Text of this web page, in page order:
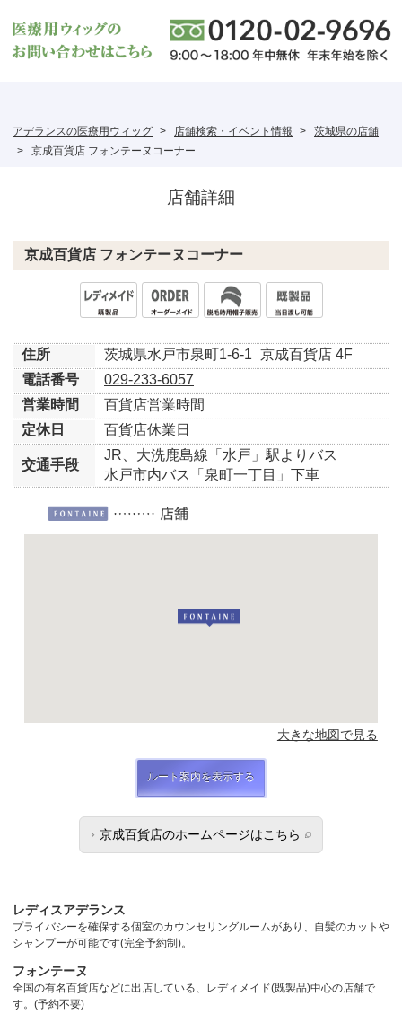
アデランスの医療用ウィッグ 店舗検索・イベント情報
茨城県の店舗
京成百貨店 フォンテーヌコーナー
店舗詳細
京成百貨店 フォンテーヌコーナー
住所 茨城県水戸市泉町1-6-1 京成百貨店 4F
電話番号
029-233-6057
営業時間
百貨店営業時間
定休日
百貨店休業日
交通手段
JR、大洗鹿島線「水戸」駅よりバス
水戸市内バス「泉町一丁目」下車
大きな地図で見る
ルート案内を表示する
京成百貨店のホームページはこちら
レディスアデランス
プライバシーを確保する個室のカウンセリングルームがあり、自髪のカットや
シャンプーが可能です(完全予約制)。
フォンテーヌ
全国の有名百貨店などに出店している、レディメイド(既製品)中心の店舗で
す。(予約不要)